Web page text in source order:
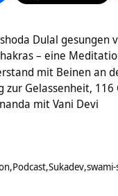
Dulal gesungen
– eine
mit Beinen an
zur Gelassenheit,
mit Vani Devi
Podcast Sukadev